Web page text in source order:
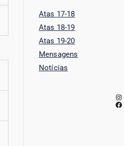
Atas 17-18
Atas 18-19
Atas 19-20
Mensagens
Notícias